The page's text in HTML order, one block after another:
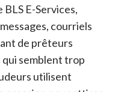
E-Services,
courriels
de prêteurs
semblent trop
utilisent